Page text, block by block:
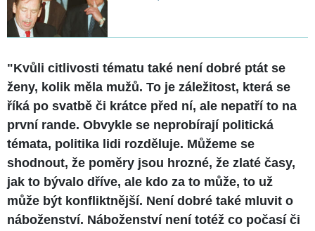
"Kvůli citlivosti tématu také není dobré ptát se
ženy, kolik měla mužů. To je záležitost, která se
říká po svatbě či krátce před ní, ale nepatří to na
první rande. Obvykle se neprobírají politická
témata, politika lidi rozděluje. Můžeme se
shodnout, že poměry jsou hrozné, že zlaté časy,
jak to bývalo dříve, ale kdo za to může, to už
může být konfliktnější. Není dobré také mluvit o
náboženství. Náboženství není totéž co počasí či